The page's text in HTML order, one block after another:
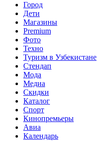
Город
Дети
Магазины
Premium
Фото
Техно
Туризм в Узбекистане
Стендап
Мода
Медиа
Скидки
Каталог
Спорт
Кинопремьеры
Авиа
Календарь